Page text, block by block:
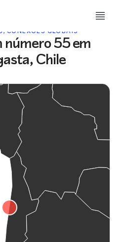
CONEXÕES GLOBAIS
55 em
Chile